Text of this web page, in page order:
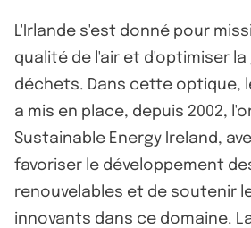
L'Irlande s'est donné pour
qualité de l'air et d'optimiser
déchets. Dans cette optique,
a mis en place, depuis 2002,
Sustainable Energy Ireland,
favoriser le développement
renouvelables et de soutenir
innovants dans ce domaine.